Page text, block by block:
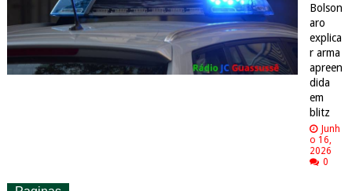
Bolson
aro
explica
r arma
apreen
dida
em
blitz
Junh
o 16,
2026
0